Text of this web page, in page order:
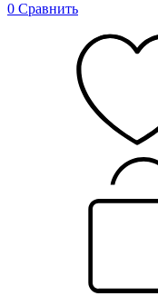
0 Сравнить